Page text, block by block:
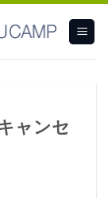
ャンセ